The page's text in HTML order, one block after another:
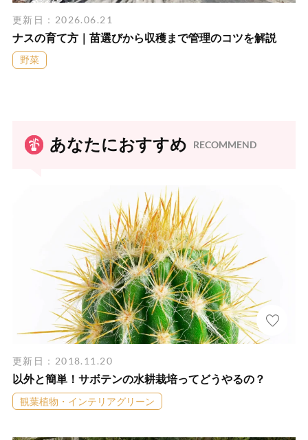
更新日：2026.06.21
ナスの育て方｜苗選びから収穫まで管理のコツを解説
野菜
あなたにおすすめ RECOMMEND
更新日：2018.11.20
以外と簡単！サボテンの水耕栽培ってどうやるの？
観葉植物・インテリアグリーン